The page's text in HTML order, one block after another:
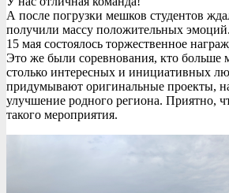
А после погрузки мешков студентов
получили массу положительных эмоций.
15 мая состоялось торжественное
Это же были соревнования, кто больше
столько интересных и инициативных
придумывают оригинальные проекты,
улучшение родного региона. Приятно,
такого мероприятия.